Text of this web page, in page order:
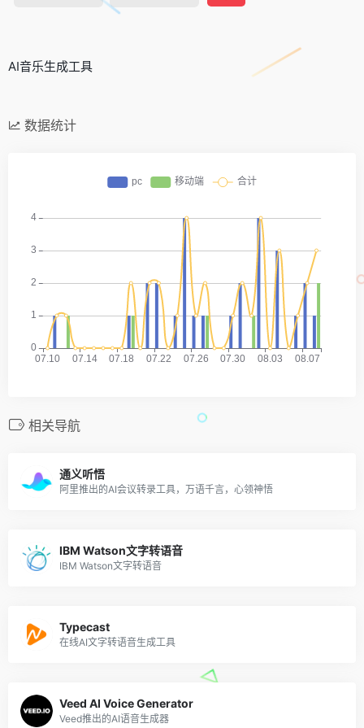
AI音乐生成工具
数据统计
相关导航
通义听悟
阿里推出的AI会议转录工具，万语千言，心领神悟
IBM Watson文字转语音
IBM Watson文字转语音
Typecast
在线AI文字转语音生成工具
Veed AI Voice Generator
Veed推出的AI语音生成器